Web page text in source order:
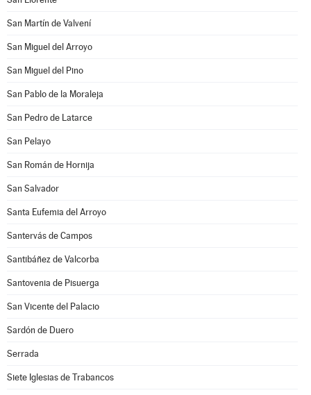
San Martín de Valvení
San Miguel del Arroyo
San Miguel del Pino
San Pablo de la Moraleja
San Pedro de Latarce
San Pelayo
San Román de Hornija
San Salvador
Santa Eufemia del Arroyo
Santervás de Campos
Santibáñez de Valcorba
Santovenia de Pisuerga
San Vicente del Palacio
Sardón de Duero
Serrada
Siete Iglesias de Trabancos